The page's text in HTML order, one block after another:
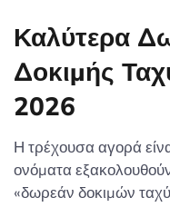
Καλύτερα
Δοκιμής
2026
Η τρέχουσα αγορά
ονόματα
«δωρεάν δοκιμών